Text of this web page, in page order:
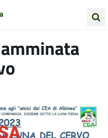
Vivi Albinea